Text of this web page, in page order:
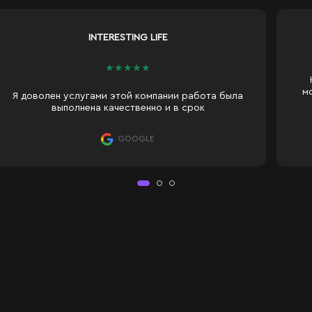
llIII IIlll
может оторваться от зеркала. Сроки обычные,
ничего сверхъестественного, но установка
GOOGLE